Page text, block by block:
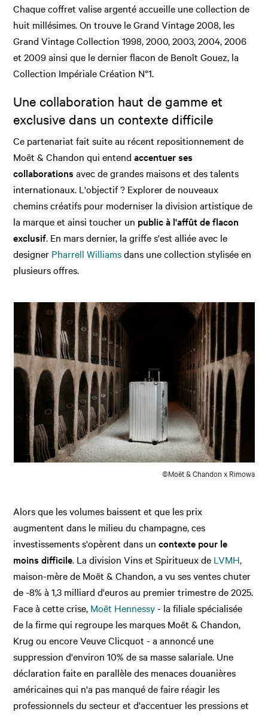
Chaque coffret valise argenté accueille une collection de
huit millésimes. On trouve le Grand Vintage 2008, les
Grand Vintage Collection 1998, 2000, 2003, 2004, 2006
et 2009 ainsi que le dernier flacon de Benoît Gouez, la
Collection Impériale Création N°1.
Une collaboration haut de gamme et
exclusive dans un contexte difficile
Ce partenariat fait suite au récent repositionnement de
Moët & Chandon qui entend accentuer ses
collaborations avec de grandes maisons et des talents
internationaux. L'objectif ? Explorer de nouveaux
chemins créatifs pour moderniser la division artistique de
la marque et ainsi toucher un public à l'affût de flacon
exclusif. En mars dernier, la griffe s'est alliée avec le
designer Pharrell Williamsdans une collection stylisée en
plusieurs offres.
©Moët & Chandon x Rimowa
Alors que les volumes baissent et que les prix
augmentent dans le milieu du champagne, ces
investissements s'opèrent dans uncontexte pour le
moins difficile. La division Vins et Spiritueux de LVMH,
maison-mère de Moët & Chandon, a vu ses ventes chuter
de -8% à 1,3 milliard d'euros au premier trimestre de 2025.
Face à cette crise, Moët Hennessy- la filiale spécialisée
de la firme qui regroupe les marques Moët & Chandon,
Krug ou encore Veuve Clicquot - a annoncé une
suppression d'environ 10% de sa masse salariale. Une
déclaration faite en parallèle des menaces douanières
américaines qui n'a pas manqué de faire réagir les
professionnels du secteur et d'accentuer les pressions et